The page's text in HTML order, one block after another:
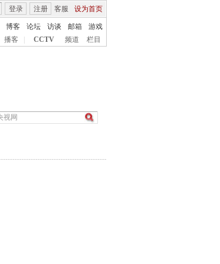
客服 设为首页
登录 注册
博客 论坛 访谈 邮箱
游戏
播客 CCTV 频道 栏目